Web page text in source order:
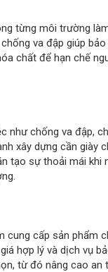
từng môi trường
va đập giúp bảo
chất để hạn chế
như chống va đập,
xây dựng cần giày
tạo sự thoải mái khi
cung cấp sản phẩm
hợp lý và dịch vụ
từ đó nâng cao an